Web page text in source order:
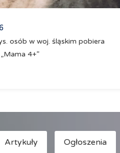
osób w woj. śląskim pobiera
4+”
Artykuły Ogłoszenia